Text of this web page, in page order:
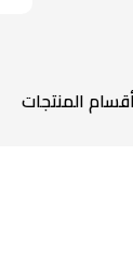
أقسام المنتجات